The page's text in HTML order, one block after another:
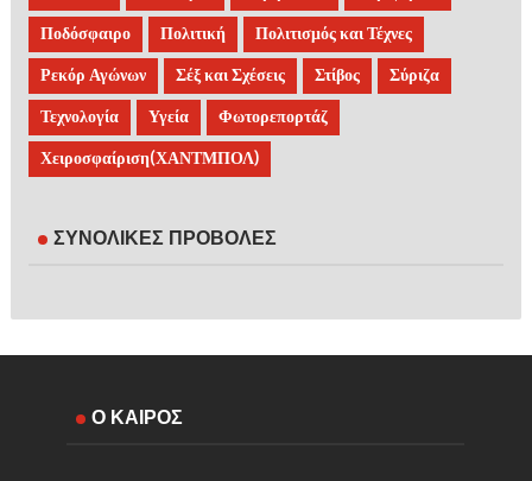
Ποδόσφαιρο Πολιτική Πολιτισμός και Τέχνες
Ρεκόρ Αγώνων Σέξ και Σχέσεις Στίβος Σύριζα
Τεχνολογία Υγεία Φωτορεπορτάζ
Χειροσφαίριση(ΧΑΝΤΜΠΟΛ)
ΣΥΝΟΛΙΚΕΣ ΠΡΟΒΟΛΕΣ
Ο ΚΑΙΡΟΣ